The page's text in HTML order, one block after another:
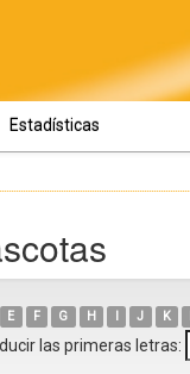
Estadísticas
E F G H I J K
las primeras letras: